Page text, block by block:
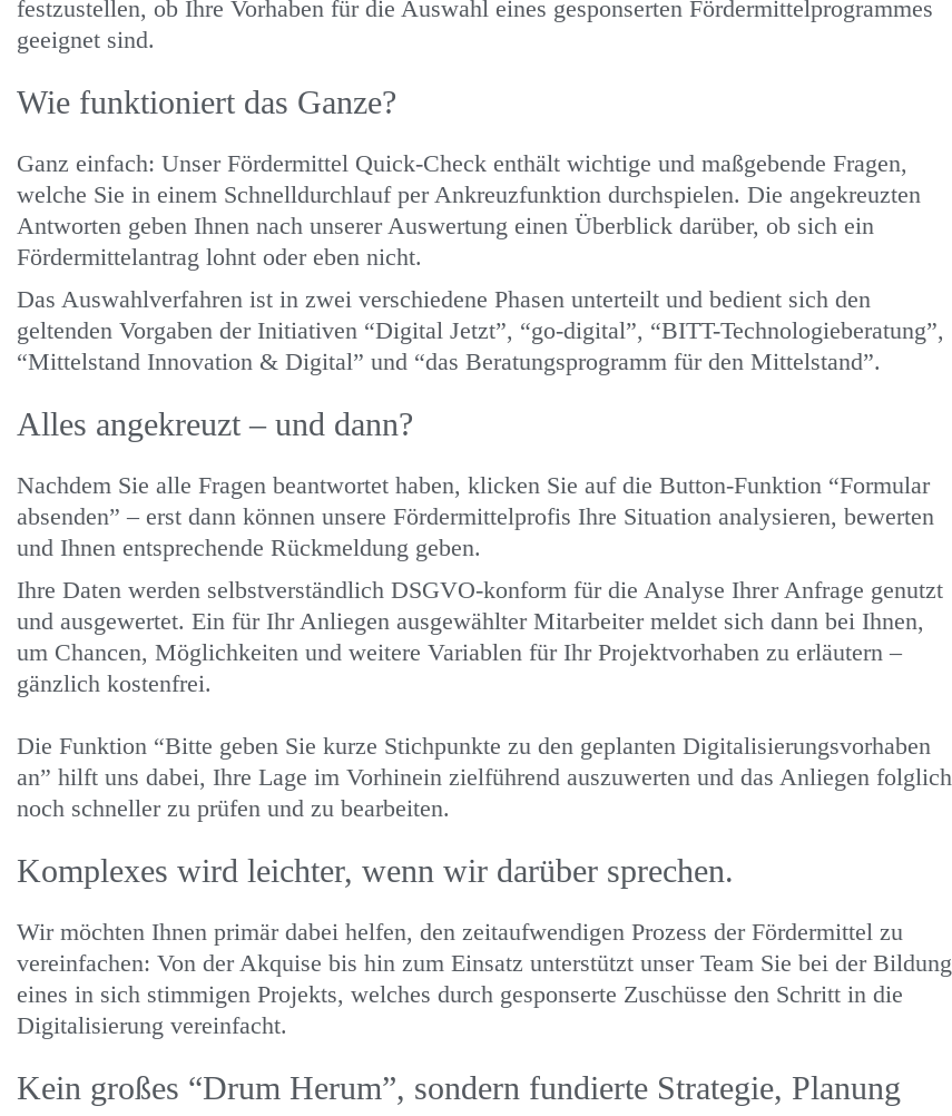
festzustellen, ob Ihre Vorhaben für die Auswahl eines gesponserten Fördermittelprogrammes
geeignet sind.
Wie funktioniert das Ganze?
Ganz einfach: Unser Fördermittel Quick-Check enthält wichtige und maßgebende Fragen,
welche Sie in einem Schnelldurchlauf per Ankreuzfunktion durchspielen. Die angekreuzten
Antworten geben Ihnen nach unserer Auswertung einen Überblick darüber, ob sich ein
Fördermittelantrag lohnt oder eben nicht.
Das Auswahlverfahren ist in zwei verschiedene Phasen unterteilt und bedient sich den
geltenden Vorgaben der Initiativen “Digital Jetzt”, “go-digital”, “BITT-Technologieberatung”,
“Mittelstand Innovation & Digital” und “das Beratungsprogramm für den Mittelstand”.
Alles angekreuzt – und dann?
Nachdem Sie alle Fragen beantwortet haben, klicken Sie auf die Button-Funktion “Formular
absenden” – erst dann können unsere Fördermittelprofis Ihre Situation analysieren, bewerten
und Ihnen entsprechende Rückmeldung geben.
Ihre Daten werden selbstverständlich DSGVO-konform für die Analyse Ihrer Anfrage genutzt
und ausgewertet. Ein für Ihr Anliegen ausgewählter Mitarbeiter meldet sich dann bei Ihnen,
um Chancen, Möglichkeiten und weitere Variablen für Ihr Projektvorhaben zu erläutern –
gänzlich kostenfrei.
Die Funktion “Bitte geben Sie kurze Stichpunkte zu den geplanten Digitalisierungsvorhaben
an” hilft uns dabei, Ihre Lage im Vorhinein zielführend auszuwerten und das Anliegen folglich
noch schneller zu prüfen und zu bearbeiten.
Komplexes wird leichter, wenn wir darüber sprechen.
Wir möchten Ihnen primär dabei helfen, den zeitaufwendigen Prozess der Fördermittel zu
vereinfachen: Von der Akquise bis hin zum Einsatz unterstützt unser Team Sie bei der Bildung
eines in sich stimmigen Projekts, welches durch gesponserte Zuschüsse den Schritt in die
Digitalisierung vereinfacht.
Kein großes “Drum Herum”, sondern fundierte Strategie, Planung